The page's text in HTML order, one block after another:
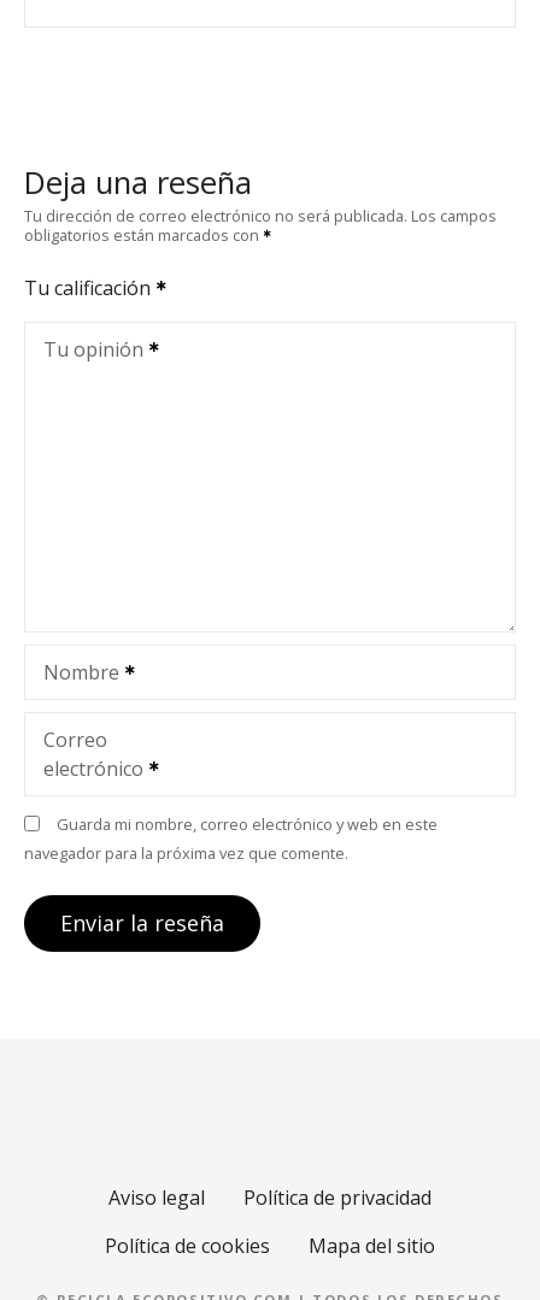
Deja una reseña
Tu dirección de correo electrónico no será publicada. Los campos
obligatorios están marcados con
Tu calificación
Tu opinión
Nombre
Correo
electrónico
Guarda mi nombre, correo electrónico y web en este
navegador para la próxima vez que comente.
Aviso legal
Política de privacidad
Política de cookies
Mapa del sitio